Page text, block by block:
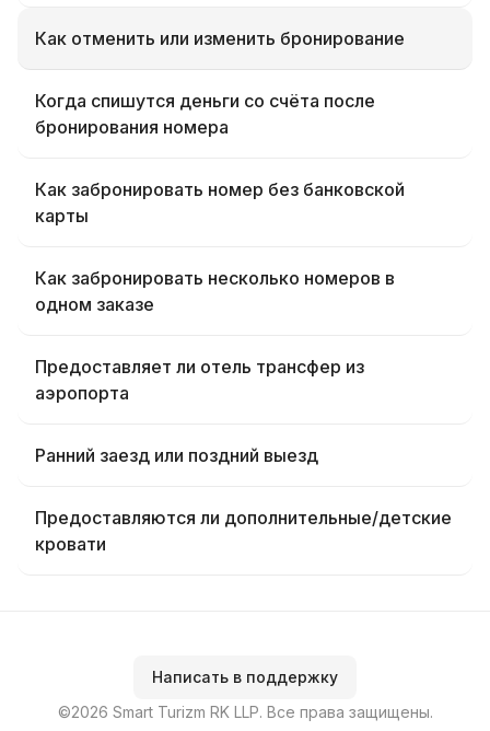
Как отменить или изменить бронирование
Когда спишутся деньги со счёта после
бронирования номера
Как забронировать номер без банковской
карты
Как забронировать несколько номеров в
одном заказе
Предоставляет ли отель трансфер из
аэропорта
Ранний заезд или поздний выезд
Предоставляются ли дополнительные/детские
кровати
Написать в поддержку
©2026 Smart Turizm RK LLP. Все права защищены.